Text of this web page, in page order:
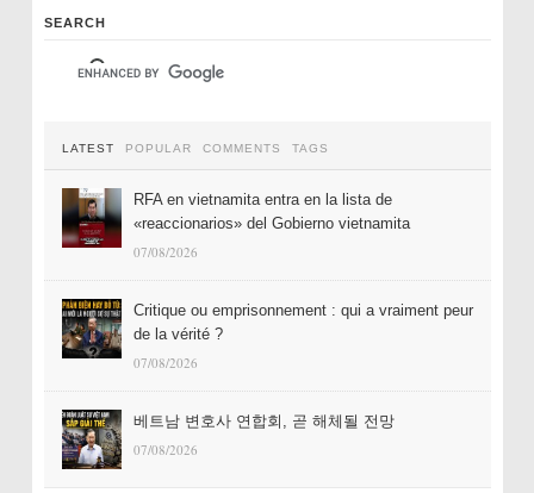
SEARCH
LATEST POPULAR COMMENTS TAGS
RFA en vietnamita entra en la lista de
«reaccionarios» del Gobierno vietnamita
07/08/2026
Critique ou emprisonnement : qui a vraiment peur
de la vérité ?
07/08/2026
베트남 변호사 연합회, 곧 해체될 전망
07/08/2026